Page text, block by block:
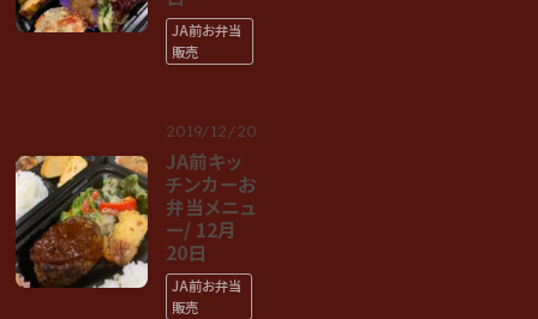
JA前お弁当
販売
2019/12/20
JA前キッ
チンカーお
弁当メニュ
ー/ 12月
20日
JA前お弁当
販売